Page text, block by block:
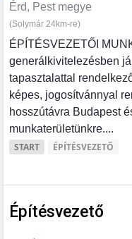
Érd, Pest megye
(Solymár 24km-re)
ÉPÍTÉSVEZETŐI
generálkivitelezésben
tapasztalattal
képes, jogosítvánnyal
hosszútávra Budapest
munkaterületünkre....
START
ÉPÍTÉSVEZETŐ
Építésvezető